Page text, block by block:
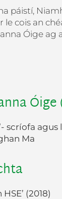
páistí,
cois an
Óige ag
Óige
scríofa
Ma
(2018)